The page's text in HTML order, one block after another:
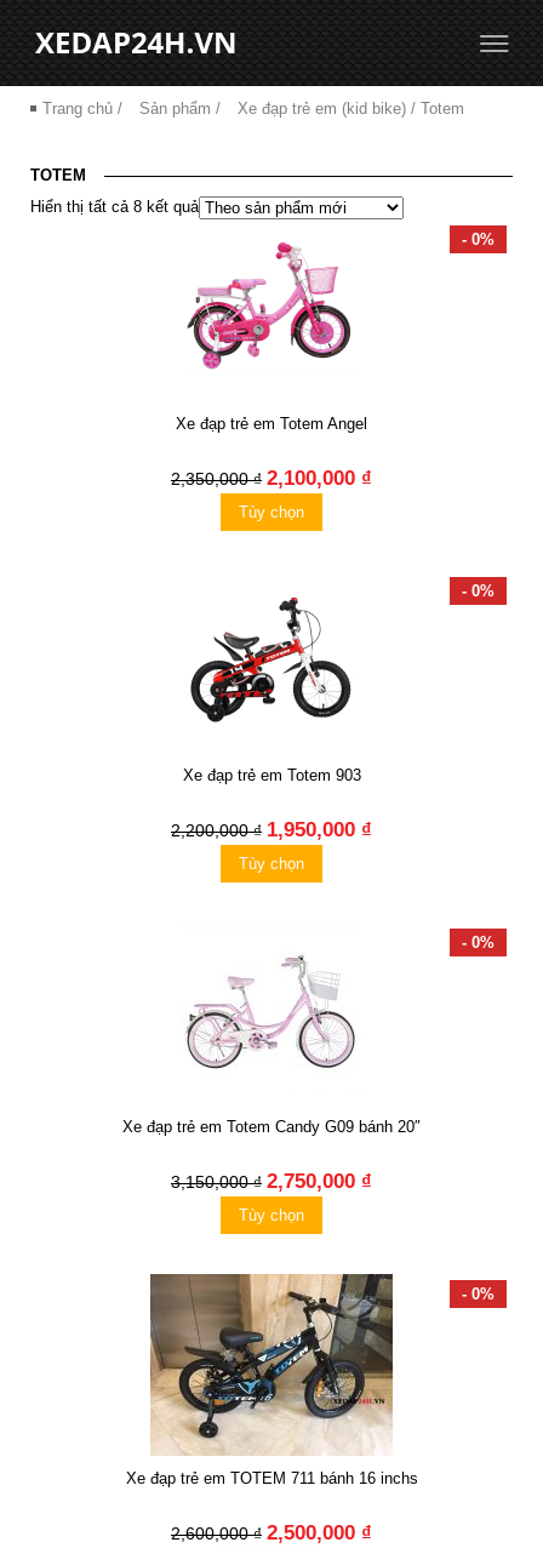
Trang chủ / Sản phẩm / Xe đạp trẻ em (kid bike) / Totem
TOTEM
Hiển thị tất cả 8 kết quả
- 0%
Xe đạp trẻ em Totem Angel
2,350,000 ₫ 2,100,000 ₫
Tùy chọn
- 0%
Xe đạp trẻ em Totem 903
2,200,000 ₫ 1,950,000 ₫
Tùy chọn
- 0%
Xe đạp trẻ em Totem Candy G09 bánh 20″
3,150,000 ₫ 2,750,000 ₫
Tùy chọn
- 0%
Xe đạp trẻ em TOTEM 711 bánh 16 inchs
2,600,000 ₫ 2,500,000 ₫